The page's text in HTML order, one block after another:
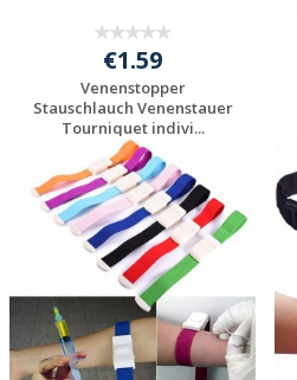
€1.59
Venenstopper
Stauschlauch Venenstauer
Tourniquet indivi...
Individuelle
Werbeartikel
anfragen